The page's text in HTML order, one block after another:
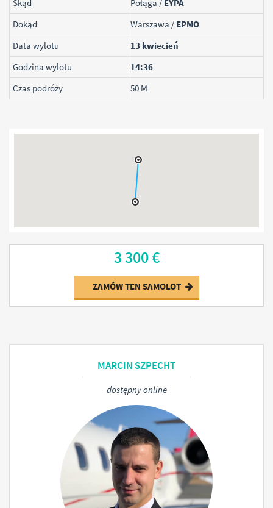
Skąd Połąga / EYPA
Dokąd
Warszawa / EPMO
Data wylotu
13 kwiecień
Godzina wylotu
14:36
Czas podróży
50 M
3 300 €
ZAMÓW TEN SAMOLOT
MARCIN SZPECHT
dostępny online